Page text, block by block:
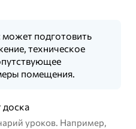
подготовить
техническое
помещения.
доска
уроков. Например,